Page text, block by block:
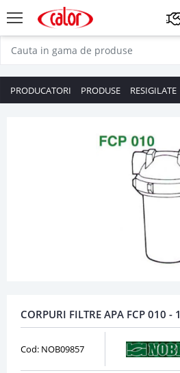
PRODUCATORI PRODUSE RESIGILATE
CORPURI FILTRE APA FCP 010 -
Cod: NOB09857